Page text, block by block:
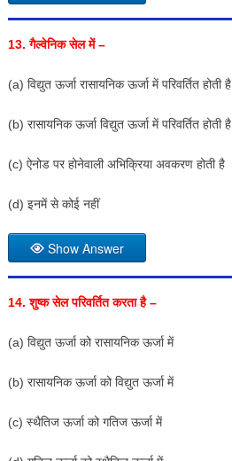
13.गैल्वेनिक सेल में –
(a) विद्युत ऊर्जा रासायनिक ऊर्जा में परिवर्तित होती है
(b) रासायनिक ऊर्जा विद्युत ऊर्जा में परिवर्तित होती है
(c) ऐनोड पर होनेवाली अभिक्रिया अवकरण होती है
(d) इनमें से कोई नहीं
Show Answer
14.शुष्क सेल परिवर्तित करता है –
(a) विद्युत ऊर्जा को रासायनिक ऊर्जा में
(b) रासायनिक ऊर्जा को विद्युत ऊर्जा में
(c) स्थैतिज ऊर्जा को गतिज ऊर्जा में